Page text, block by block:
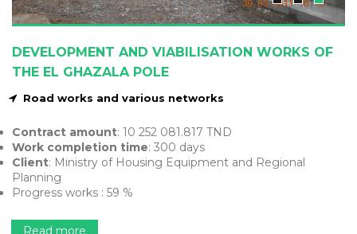
DEVELOPMENT AND VIABILISATION WORKS OF
THE EL GHAZALA POLE
Road works and various networks
Contract amount: 10 252 081.817 TND
Work completion time: 300 days
Client: Ministry of Housing Equipment and Regional
Planning
Progress works : 59 %
Read more